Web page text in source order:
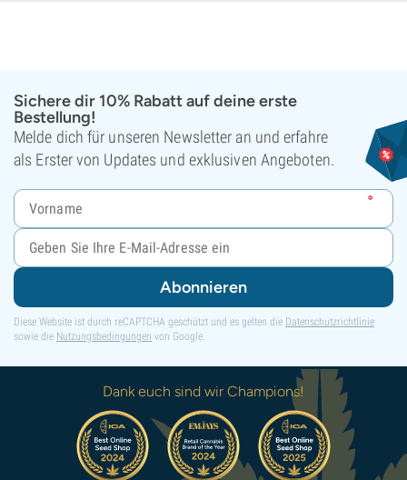
Sichere dir 10% Rabatt auf deine erste
Bestellung!
Melde dich für unseren Newsletter an und erfahre
als Erster von Updates und exklusiven Angeboten.
Abonnieren
Diese Website ist durch reCAPTCHA geschützt und es gelten die Datenschutzrichtlinie
sowie die Nutzungsbedingungen von Google.
Dank euch sind wir Champions!